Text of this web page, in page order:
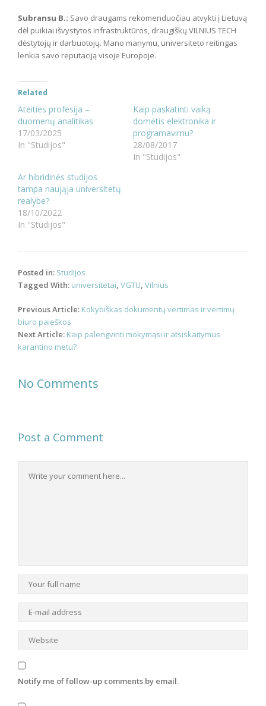
Subransu B.: Savo draugams rekomenduočiau atvykti į Lietuvą
dėl puikiai išvystytos infrastruktūros, draugiškų VILNIUS TECH
dėstytojų ir darbuotojų. Mano manymu, universiteto reitingas
lenkia savo reputaciją visoje Europoje.
Related
Ateities profesija –
duomenų analitikas
17/03/2025
In "Studijos"
Kaip paskatinti vaiką
domėtis elektronika ir
programavimu?
28/08/2017
In "Studijos"
Ar hibridinės studijos
tampa naująja universitetų
realybe?
18/10/2022
In "Studijos"
Posted in: Studijos
Tagged With: universitetai, VGTU, Vilnius
Post
navigation
Previous Article: Kokybiškas dokumentų vertimas ir vertimų
biuro paieškos
Next Article: Kaip palengvinti mokymąsi ir atsiskaitymus
karantino metu?
No Comments
Post a Comment
Notify me of follow-up comments by email.